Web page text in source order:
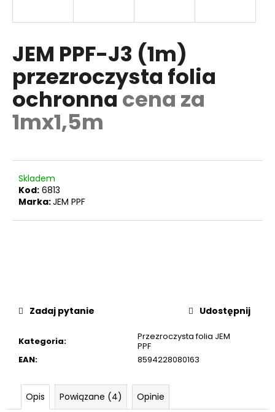
JEM PPF-J3 (1m)
przezroczysta folia
ochronnacena za
1mx1,5m
Skladem
Kod: 6813
Marka:JEM PPF
Kategoria:
Przezroczysta folia JEM
PPF
EAN: 8594228080163
Zadaj pytanie Udostępnij
Opis Powiązane (4) Opinie
SZUKAJ
P
o
l
m
y